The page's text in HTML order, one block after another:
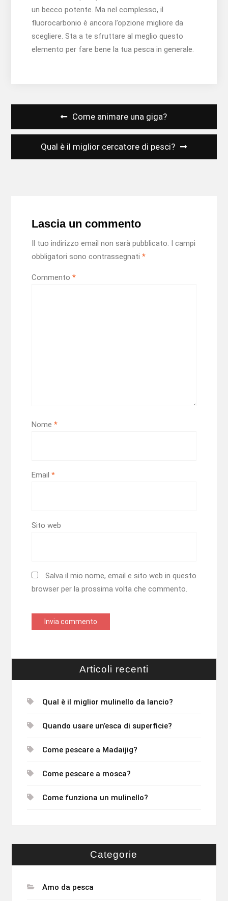
un becco potente. Ma nel complesso, il
fluorocarbonio è ancora l’opzione migliore da
scegliere. Sta a te sfruttare al meglio questo
elemento per fare bene la tua pesca in generale.
Navigazione
articoli
Come animare una giga?
Qual è il miglior cercatore di pesci?
Lascia un commento
Il tuo indirizzo email non sarà pubblicato. I campi
obbligatori sono contrassegnati *
Commento *
Nome *
Email *
Sito web
Salva il mio nome, email e sito web in questo
browser per la prossima volta che commento.
Articoli recenti
Qual è il miglior mulinello da lancio?
Quando usare un’esca di superficie?
Come pescare a Madaijig?
Come pescare a mosca?
Come funziona un mulinello?
Categorie
Amo da pesca